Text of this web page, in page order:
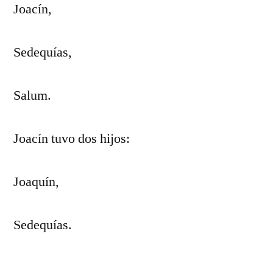
Joacín,
Sedequías,
Salum.
Joacín tuvo dos hijos:
Joaquín,
Sedequías.